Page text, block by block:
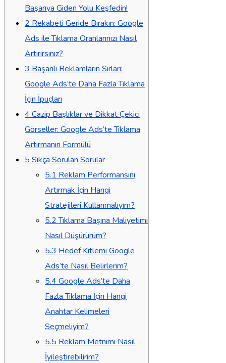
Başarıya Giden Yolu Keşfedin!
2 Rekabeti Geride Bırakın: Google
Ads ile Tıklama Oranlarınızı Nasıl
Artırırsınız?
3 Başarılı Reklamların Sırları:
Google Ads’te Daha Fazla Tıklama
İçin İpuçları
4 Cazip Başlıklar ve Dikkat Çekici
Görseller: Google Ads’te Tıklama
Artırmanın Formülü
5 Sıkça Sorulan Sorular
5.1 Reklam Performansını
Artırmak İçin Hangi
Stratejileri Kullanmalıyım?
5.2Tıklama Başına Maliyetimi
Nasıl Düşürürüm?
5.3 Hedef Kitlemi Google
Ads’te Nasıl Belirlerim?
5.4 Google Ads’te Daha
Fazla Tıklama İçin Hangi
Anahtar Kelimeleri
Seçmeliyim?
5.5 Reklam Metnimi Nasıl
İyileştirebilirim?